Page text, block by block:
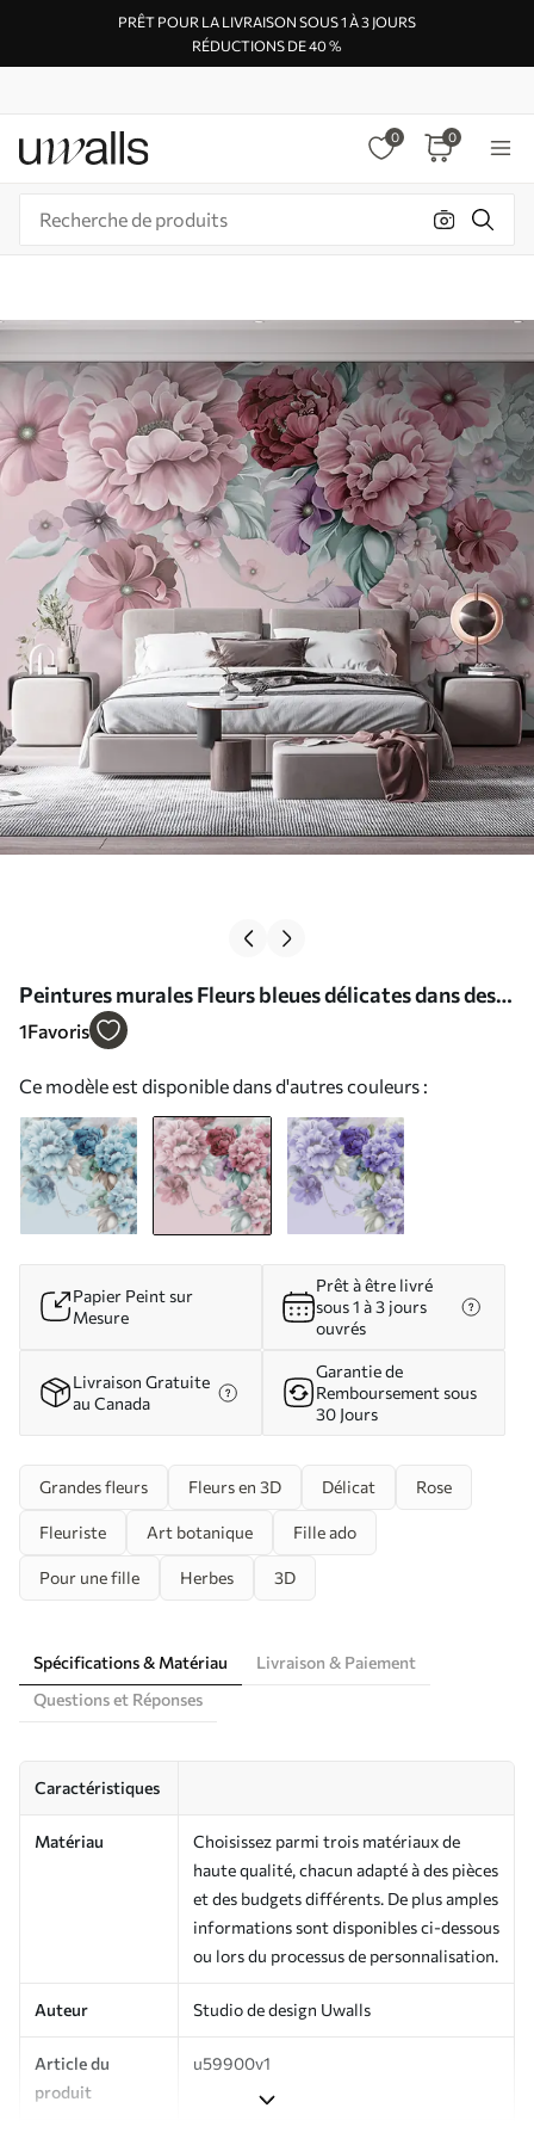
PRÊT POUR LA LIVRAISON SOUS 1 À 3 JOURS
RÉDUCTIONS DE 40 %
0 0
Peintures murales Fleurs bleues délicates dans des
couleurs roses Nr. u59900v1
1Favoris
Ce modèle est disponible dans d'autres couleurs :
Papier Peint sur
Mesure
Prêt à être livré
sous 1 à 3 jours
ouvrés
Livraison Gratuite
au Canada
Garantie de
Remboursement sous
30 Jours
Grandes fleurs Fleurs en 3D Délicat Rose
Fleuriste Art botanique Fille ado
Pour une fille Herbes 3D
Spécifications & Matériau
Livraison & Paiement
Questions et Réponses
Caractéristiques
Matériau
Choisissez parmi trois matériaux de
haute qualité, chacun adapté à des pièces
et des budgets différents. De plus amples
informations sont disponibles ci-dessous
ou lors du processus de personnalisation.
Auteur Studio de design Uwalls
Article du
produit
u59900v1